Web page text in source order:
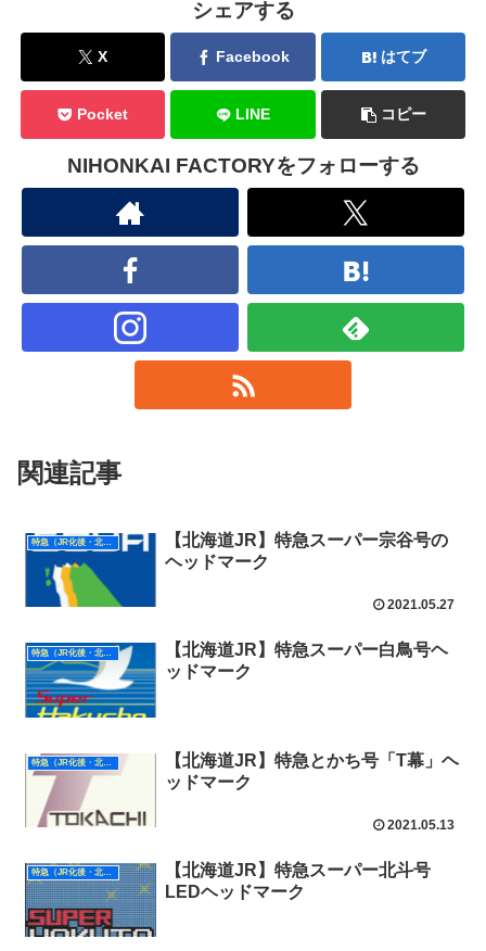
シェアする
X Facebook はてブ
Pocket LINE コピー
NIHONKAI FACTORYをフォローする
関連記事
特急（JR化後・北海道）
【北海道JR】特急スーパー宗谷号の
ヘッドマーク
2021.05.27
【北海道JR】特急スーパー白鳥号ヘ
ッドマーク
特急（JR化後・北海道）
【北海道JR】特急とかち号「T幕」ヘ
ッドマーク
2021.05.13
特急（JR化後・北海道）
【北海道JR】特急スーパー北斗号
LEDヘッドマーク